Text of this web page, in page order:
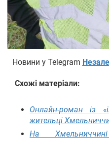
Новини у Telegram
Схожі матеріали:
Онлайн-роман із
жительці
На